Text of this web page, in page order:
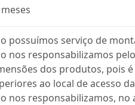
possuímos serviço de
nos responsabilizamos
dos produtos, pois
ao local de acesso
nos responsabilizamos,